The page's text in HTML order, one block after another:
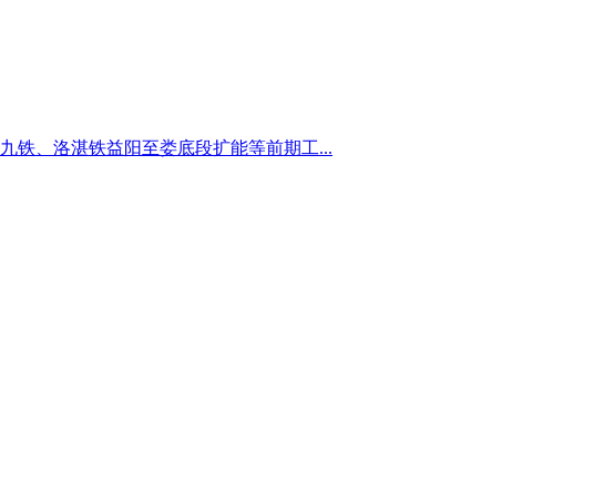
铁、洛湛铁益阳至娄底段扩能等前期工...